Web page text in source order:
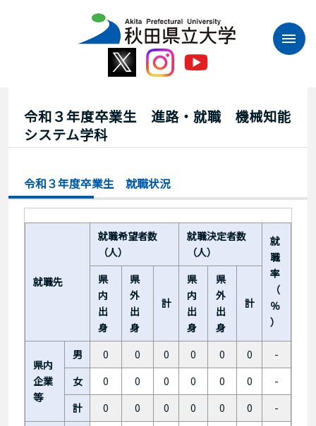
令和３年度卒業生 進路・就職 機械知能
システム学科
令和３年度卒業生 就職状況
就職先
就職希望者数
（人）
就職決定者数
（人）
就
職
率
（
％
）
県
内
出
身
県
外
出
身
計
県
内
出
身
県
外
出
身
計
県内
企業
等
男 0 0 0 0 0 0
-
女
0 0 0 0 0 0
-
計
0 0 0 0 0 0 -